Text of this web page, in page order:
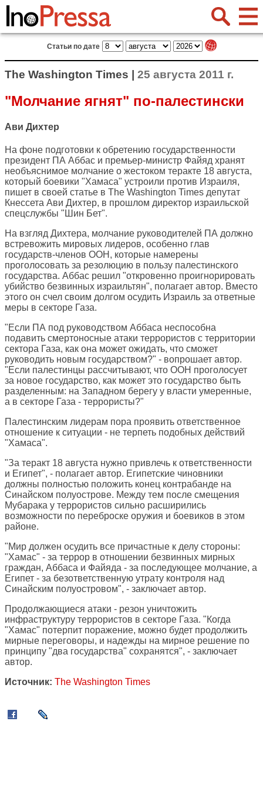
Статьи по дате
The Washington Times | 25 августа 2011 г.
"Молчание ягнят" по-палестински
Ави Дихтер
На фоне подготовки к обретению государственности
президент ПА Аббас и премьер-министр Файяд хранят
необъяснимое молчание о жестоком теракте 18 августа,
который боевики "Хамаса" устроили против Израиля,
пишет в своей статье в The Washington Times депутат
Кнессета Ави Дихтер, в прошлом директор израильской
спецслужбы "Шин Бет".
На взгляд Дихтера, молчание руководителей ПА должно
встревожить мировых лидеров, особенно глав
государств-членов ООН, которые намерены
проголосовать за резолюцию в пользу палестинского
государства. Аббас решил "откровенно проигнорировать
убийство безвинных израильтян", полагает автор. Вместо
этого он счел своим долгом осудить Израиль за ответные
меры в секторе Газа.
"Если ПА под руководством Аббаса неспособна
подавить смертоносные атаки террористов с территории
сектора Газа, как она может ожидать, что сможет
руководить новым государством?" - вопрошает автор.
"Если палестинцы рассчитывают, что ООН проголосует
за новое государство, как может это государство быть
разделенным: на Западном берегу у власти умеренные,
а в секторе Газа - террористы?"
Палестинским лидерам пора проявить ответственное
отношение к ситуации - не терпеть подобных действий
"Хамаса".
"За теракт 18 августа нужно привлечь к ответственности
и Египет", - полагает автор. Египетские чиновники
должны полностью положить конец контрабанде на
Синайском полуострове. Между тем после смещения
Мубарака у террористов сильно расширились
возможности по переброске оружия и боевиков в этом
районе.
"Мир должен осудить все причастные к делу стороны:
"Хамас" - за террор в отношении безвинных мирных
граждан, Аббаса и Файяда - за последующее молчание, а
Египет - за безответственную утрату контроля над
Синайским полуостровом", - заключает автор.
Продолжающиеся атаки - резон уничтожить
инфраструктуру террористов в секторе Газа. "Когда
"Хамас" потерпит поражение, можно будет продолжить
мирные переговоры, и надежды на мирное решение по
принципу "два государства" сохранятся", - заключает
автор.
Источник: The Washington Times